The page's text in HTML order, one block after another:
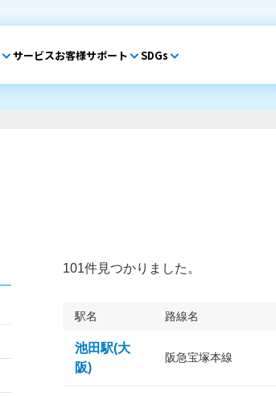
サービスお客様サポート SDGs
101件見つかりました。
駅名 路線名
池田駅(大
阪)
阪急宝塚本線